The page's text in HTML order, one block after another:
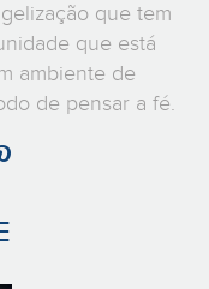
que tem
que está
ambiente de
de pensar a fé.